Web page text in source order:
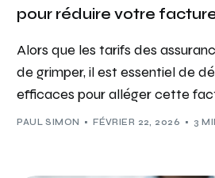
pour réduire votre
Alors que les tarifs des
de grimper, il est essentiel de
efficaces pour alléger cette
PAUL SIMON FÉVRIER 22, 2026 3